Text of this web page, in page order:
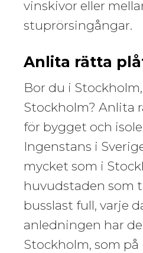
vinskivor eller
stuprörsingångar.
Anlita rätta
Bor du i
Stockholm? Anlita
för bygget och
Ingenstans i
mycket som i
huvudstaden som
busslast full, varje
anledningen har
Stockholm, som på